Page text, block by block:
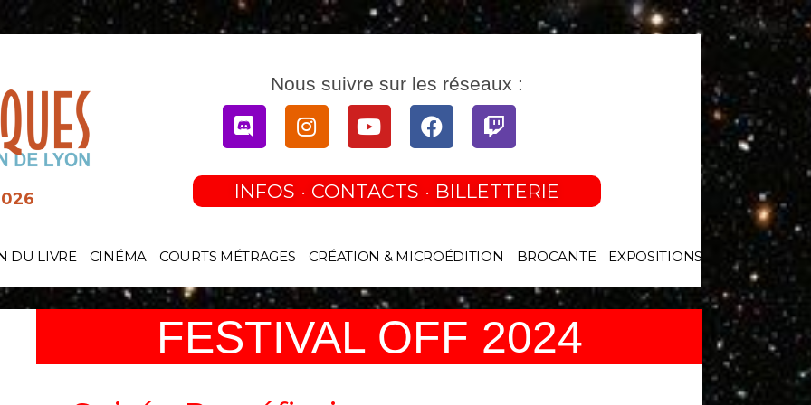
Nous suivre sur les réseaux :
DiscordInstagramYoutubeFacebookTwitch
INFOS · CONTACTS · BILLETTERIE
DU LIVRE CINÉMA COURTS MÉTRAGES CRÉATION & MICROÉDITION BROCANTE EXPOSITIONS
FESTIVAL OFF 2024